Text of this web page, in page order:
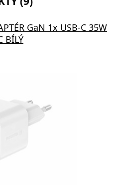
GaN 1x USB-C 35W
BÍLÝ